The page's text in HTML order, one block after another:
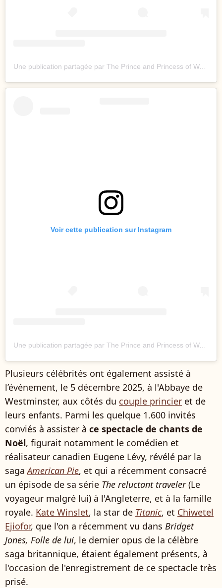
Une publication partagée par The Prince and Princess of Wales (@princeandprincessofwales)
Voir cette publication sur Instagram
Une publication partagée par The Prince and Princess of Wales (@princeandprincessofwales)
Plusieurs célébrités ont également assisté à
l’événement, le 5 décembre 2025, à l'Abbaye de
Westminster, aux côtés du couple princier et de
leurs enfants. Parmi les quelque 1.600 invités
conviés à assister à ce spectacle de chants de
Noël, figurait notamment le comédien et
réalisateur canadien Eugene Lévy, révélé par la
sagaAmerican Pie, et qui a récemment consacré
un épisode de sa série The reluctant traveler(Le
voyageur malgré lui) à l'Angleterre, et à la famille
royale. Kate Winslet, la star de Titanic, et Chiwetel
Ejiofor, que l'on a récemment vu dans Bridget
Jones, Folle de lui, le dernier opus de la célèbre
saga britannique, étaient également présents, à
l'occasion de l'enregistrement de ce spectacle très
prisé.